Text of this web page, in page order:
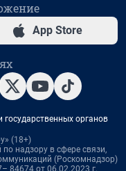
App Store
органов
(18+)
надзору в сфере связи,
(Роскомнадзор)
84674 от 06.02.2023 г.